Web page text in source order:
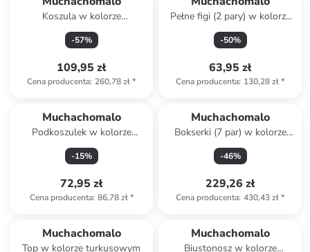
Koszula w kolorze
granatowym
-57%
109,95 zł
Cena producenta: 260,78 zł*
Pełne figi (2 pary) w kolorze
szarym
-50%
63,95 zł
Cena producenta: 130,28 zł*
Muchachomalo
Podkoszulek w kolorze
granatowym
-15%
72,95 zł
Cena producenta: 86,78 zł*
Muchachomalo
Bokserki (7 par) w kolorze
czarnym ze wzorem
-46%
229,26 zł
Cena producenta: 430,43 zł*
Muchachomalo
Top w kolorze turkusowym
Muchachomalo
Biustonosz w kolorze